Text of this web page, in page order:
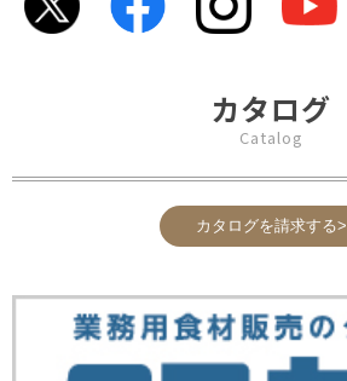
カタログ
Catalog
カタログを請求する>